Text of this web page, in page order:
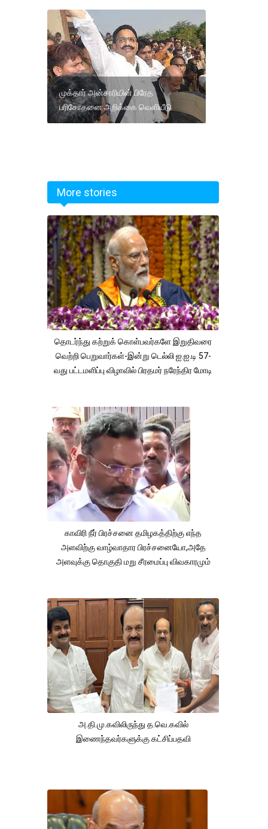
முக்தார் அன்சாரியின் பிரேத
பரிசோதனை அறிக்கை வெளியீடு
More stories
தொடர்ந்து கற்றுக் கொள்பவர்களே இறுதிவரை
வெற்றி பெறுவார்கள்-இன்று டெல்லி ஐ.ஐ.டி 57-
வது பட்டமளிப்பு விழாவில் பிரதமர் நரேந்திர மோடி
காவிரி நீர் பிரச்சனை தமிழகத்திற்கு எந்த
அளவிற்கு வாழ்வாதார பிரச்சனையோ,அதே
அளவுக்கு தொகுதி மறு சீரமைப்பு விவகாரமும்
அ.தி.மு.கவிலிருந்து த.வெ.கவில்
இணைந்தவர்களுக்கு கட்சிப்பதவி